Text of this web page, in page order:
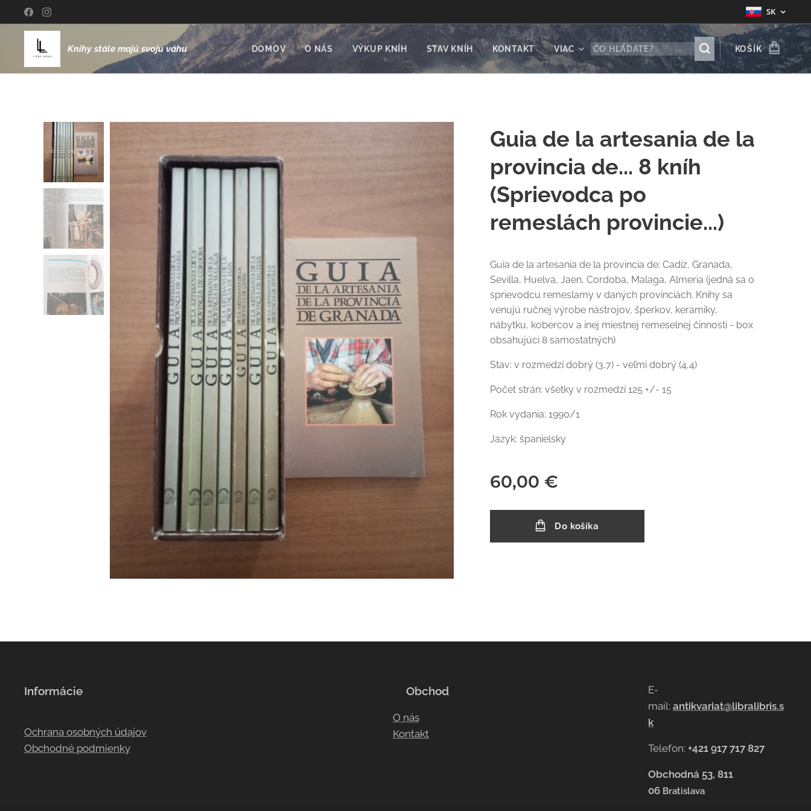
SK
Knihy stále majú svoju váhu DOMOV O NÁS VÝKUP KNÍH STAV KNÍH KONTAKT VIAC KOŠÍK
Guia de la artesania de la
provincia de... 8 kníh
(Sprievodca po
remeslách provincie...)
Guia de la artesania de la provincia de: Cadíz, Granada,
Sevilla, Huelva, Jaen, Cordoba, Malaga, Almeria (jedná sa o
sprievodcu remeslamy v daných provinciách. Knihy sa
venujú ručnej výrobe nástrojov, šperkov, keramiky,
nábytku, kobercov a inej miestnej remeselnej činnosti - box
obsahujúci 8 samostatných)
Stav: v rozmedzí dobrý (3,7) - veľmi dobrý (4,4)
Počet strán: všetky v rozmedzí 125 +/- 15
Rok vydania: 1990/1
Jazyk: španielsky
60,00 €
Do košíka
Informácie
Ochrana osobných údajov
Obchodné podmienky
Obchod
O nás
Kontakt
E-
mail:antikvariat@libralibris.s
k
Telefon:+421 917 717 827
Obchodná 53, 811
06 Bratislava